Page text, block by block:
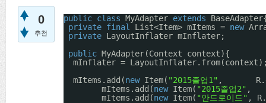
0
추천
public class MyAdapter extends
private final List<Item> mItems = new
private LayoutInflater mInflater;
public MyAdapter(Context context){
mInflater =
mItems.add(new Item( "2015졸업1" ,
mItems.add(new Item( "2015졸업2" ,
mItems.add(new Item( "안드로이드" ,